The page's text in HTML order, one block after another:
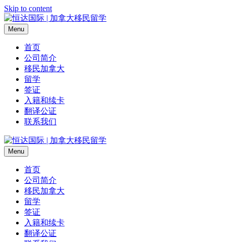
Skip to content
Menu
首页
公司简介
移民加拿大
留学
签证
入籍和续卡
翻译公证
联系我们
Menu
首页
公司简介
移民加拿大
留学
签证
入籍和续卡
翻译公证